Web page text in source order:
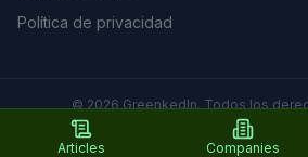
Articles Companies
Política de privacidad
©2026GreenkedIn. Todos los
Hecho con 🌿 en Argentina · Diseño y
Hosting por